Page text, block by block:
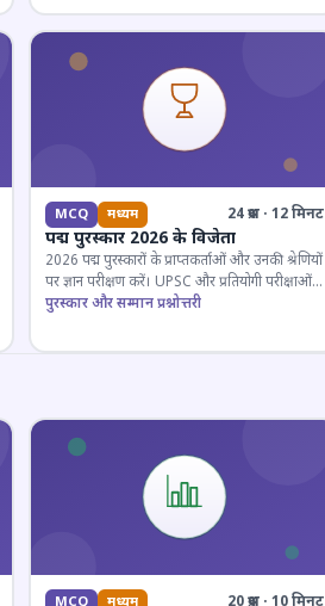
MCQ मध्यम 24 प्रश्न · 12 मिनट
पद्म पुरस्कार 2026 के विजेता
2026 पद्म पुरस्कारों के प्राप्तकर्ताओं और उनकी श्रेणियों
पर ज्ञान परीक्षण करें। UPSC और प्रतियोगी परीक्षाओं
के लिए महत्वपूर्ण।
पुरस्कार और सम्मान प्रश्नोत्तरी
MCQ मध्यम 20 प्रश्न · 10 मिनट